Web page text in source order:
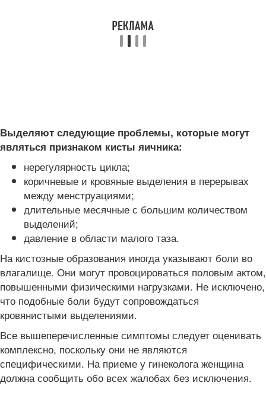
Выделяют следующие проблемы, которые могут
являться признаком кисты яичника:
нерегулярность цикла;
коричневые и кровяные выделения в перерывах
между менструациями;
длительные месячные с большим количеством
выделений;
давление в области малого таза.
На кистозные образования иногда указывают боли во
влагалище. Они могут провоцироваться половым актом,
повышенными физическими нагрузками. Не исключено,
что подобные боли будут сопровождаться
кровянистыми выделениями.
Все вышеперечисленные симптомы следует оценивать
комплексно, поскольку они не являются
специфическими. На приеме у гинеколога женщина
должна сообщить обо всех жалобах без исключения.